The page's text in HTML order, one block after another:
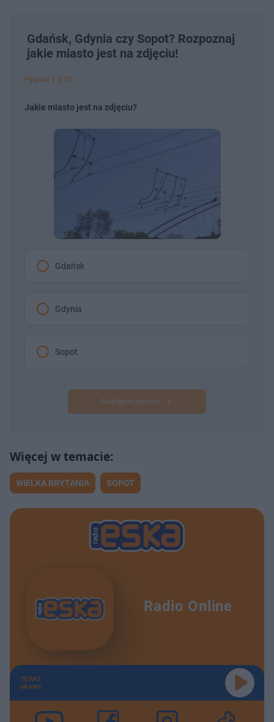
Gdańsk, Gdynia czy Sopot? Rozpoznaj
jakie miasto jest na zdjęciu!
Pytanie 1 z 10
Jakie miasto jest na zdjęciu?
Gdańsk
Gdynia
Sopot
Następne pytanie
WIELKA BRYTANIA SOPOT
Radio Online
TERAZ
GRAMY